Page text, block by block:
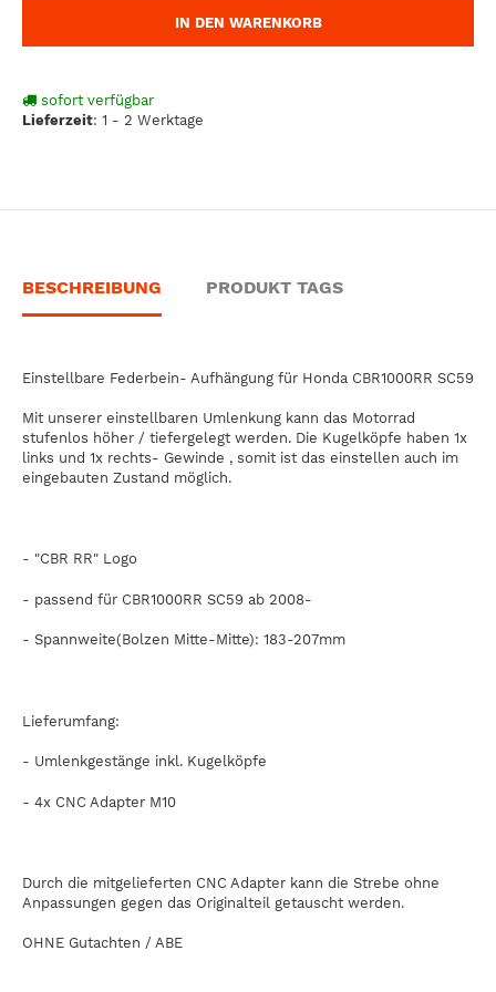
IN DEN WARENKORB
sofort verfügbar
Lieferzeit: 1 - 2 Werktage
BESCHREIBUNG PRODUKT TAGS
Einstellbare Federbein- Aufhängung für Honda CBR1000RR SC59
Mit unserer einstellbaren Umlenkung kann das Motorrad
stufenlos höher / tiefergelegt werden. Die Kugelköpfe haben 1x
links und 1x rechts- Gewinde , somit ist das einstellen auch im
eingebauten Zustand möglich.
- "CBR RR" Logo
- passend für CBR1000RR SC59 ab 2008-
- Spannweite(Bolzen Mitte-Mitte): 183-207mm
Lieferumfang:
- Umlenkgestänge inkl. Kugelköpfe
- 4x CNC Adapter M10
Durch die mitgelieferten CNC Adapter kann die Strebe ohne
Anpassungen gegen das Originalteil getauscht werden.
OHNE Gutachten / ABE